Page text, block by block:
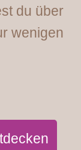
du über
wenigen